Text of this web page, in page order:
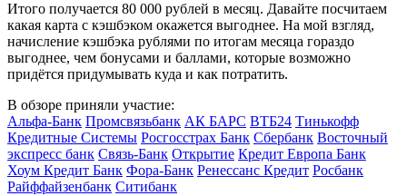
Итого получается 80 000 рублей в месяц. Давайте посчитаем
какая карта с кэшбэком окажется выгоднее. На мой взгляд,
начисление кэшбэка рублями по итогам месяца гораздо
выгоднее, чем бонусами и баллами, которые возможно
придётся придумывать куда и как потратить.
В обзоре приняли участие:
Альфа-Банк Промсвязьбанк АК БАРС ВТБ24 Тинькофф
Кредитные Системы Росгосстрах Банк Сбербанк Восточный
экспресс банк Связь-Банк Открытие Кредит Европа Банк
Хоум Кредит Банк Фора-Банк Ренессанс Кредит Росбанк
Райффайзенбанк Ситибанк